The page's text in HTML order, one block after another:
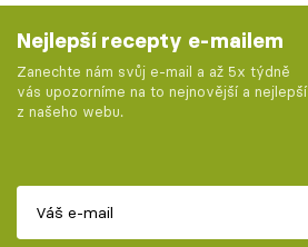
Nejlepší recepty e-mailem
Zanechte nám svůj e-mail a až 5x týdně
vás upozorníme na to nejnovější a nejlepší
z našeho webu.